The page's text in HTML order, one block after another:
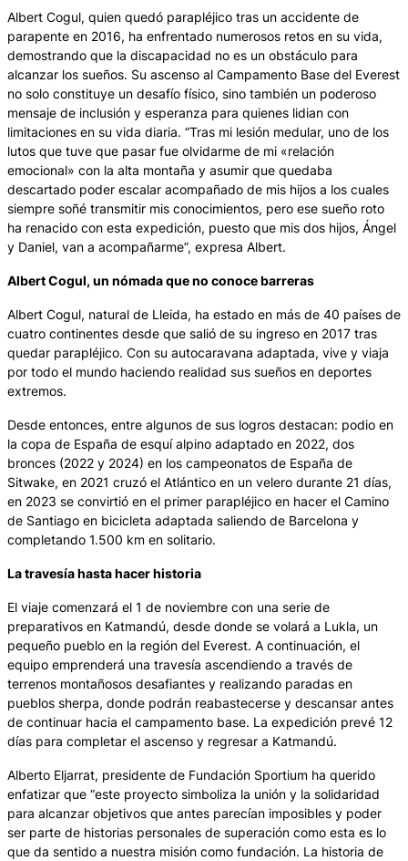
Albert Cogul, quien quedó parapléjico tras un accidente de
parapente en 2016, ha enfrentado numerosos retos en su vida,
demostrando que la discapacidad no es un obstáculo para
alcanzar los sueños. Su ascenso al Campamento Base del Everest
no solo constituye un desafío físico, sino también un poderoso
mensaje de inclusión y esperanza para quienes lidian con
limitaciones en su vida diaria. “Tras mi lesión medular, uno de los
lutos que tuve que pasar fue olvidarme de mi «relación
emocional» con la alta montaña y asumir que quedaba
descartado poder escalar acompañado de mis hijos a los cuales
siempre soñé transmitir mis conocimientos, pero ese sueño roto
ha renacido con esta expedición, puesto que mis dos hijos, Ángel
y Daniel, van a acompañarme”, expresa Albert.
Albert Cogul, un nómada que no conoce barreras
Albert Cogul, natural de Lleida, ha estado en más de 40 países de
cuatro continentes desde que salió de su ingreso en 2017 tras
quedar parapléjico. Con su autocaravana adaptada, vive y viaja
por todo el mundo haciendo realidad sus sueños en deportes
extremos.
Desde entonces, entre algunos de sus logros destacan: podio en
la copa de España de esquí alpino adaptado en 2022, dos
bronces (2022 y 2024) en los campeonatos de España de
Sitwake, en 2021 cruzó el Atlántico en un velero durante 21 días,
en 2023 se convirtió en el primer parapléjico en hacer el Camino
de Santiago en bicicleta adaptada saliendo de Barcelona y
completando 1.500 km en solitario.
La travesía hasta hacer historia
El viaje comenzará el 1 de noviembre con una serie de
preparativos en Katmandú, desde donde se volará a Lukla, un
pequeño pueblo en la región del Everest. A continuación, el
equipo emprenderá una travesía ascendiendo a través de
terrenos montañosos desafiantes y realizando paradas en
pueblos sherpa, donde podrán reabastecerse y descansar antes
de continuar hacia el campamento base. La expedición prevé 12
días para completar el ascenso y regresar a Katmandú.
Alberto Eljarrat, presidente de Fundación Sportium ha querido
enfatizar que “este proyecto simboliza la unión y la solidaridad
para alcanzar objetivos que antes parecían imposibles y poder
ser parte de historias personales de superación como esta es lo
que da sentido a nuestra misión como fundación. La historia de